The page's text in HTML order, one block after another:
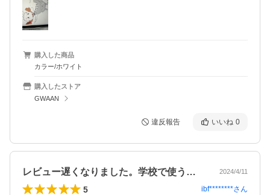
購入した商品
カラー/ホワイト
購入したストア
GWAAN
違反報告 いいね 0
レビュー遅くなりました。学校で使うため… 2024/4/11
5 ibf********さん